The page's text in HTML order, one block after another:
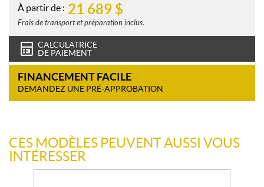
À partir de : 21 689 $
Frais de transport et préparation inclus.
CALCULATRICE
DE PAIEMENT
FINANCEMENT FACILE
DEMANDEZ UNE PRÉ-APPROBATION
CES MODÈLES PEUVENT AUSSI VOUS
INTÉRESSER